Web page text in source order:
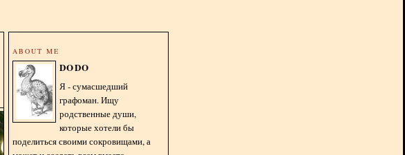
ABOUT ME
DODO
Я - сумасшедший
графоман. Ищу
родственные души,
которые хотели бы
поделиться своими сокровищами, а